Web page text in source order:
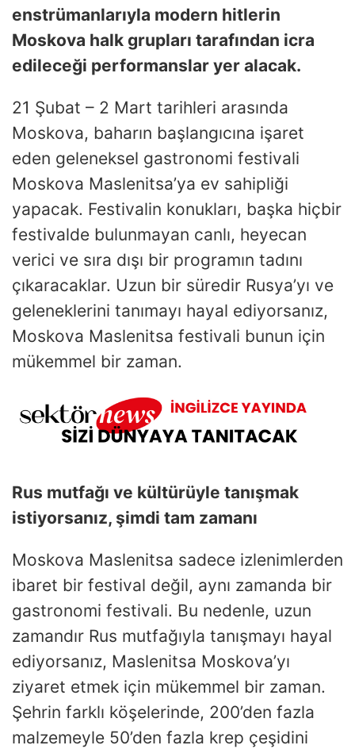
enstrümanlarıyla modern hitlerin
Moskova halk grupları tarafından icra
edileceği performanslar yer alacak.
21 Şubat – 2 Mart tarihleri arasında
Moskova, baharın başlangıcına işaret
eden geleneksel gastronomi festivali
Moskova Maslenitsa’ya ev sahipliği
yapacak. Festivalin konukları, başka hiçbir
festivalde bulunmayan canlı, heyecan
verici ve sıra dışı bir programın tadını
çıkaracaklar. Uzun bir süredir Rusya’yı ve
geleneklerini tanımayı hayal ediyorsanız,
Moskova Maslenitsa festivali bunun için
mükemmel bir zaman.
Rus mutfağı ve kültürüyle tanışmak
istiyorsanız, şimdi tam zamanı
Moskova Maslenitsa sadece izlenimlerden
ibaret bir festival değil, aynı zamanda bir
gastronomi festivali. Bu nedenle, uzun
zamandır Rus mutfağıyla tanışmayı hayal
ediyorsanız, Maslenitsa Moskova’yı
ziyaret etmek için mükemmel bir zaman.
Şehrin farklı köşelerinde, 200’den fazla
malzemeyle 50’den fazla krep çeşidini